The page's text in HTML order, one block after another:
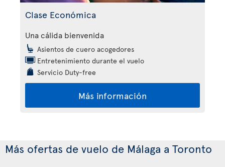
Clase Económica
Una cálida bienvenida
Asientos de cuero acogedores
Entretenimiento durante el vuelo
Servicio Duty-free
Más información
Más ofertas de vuelo de Málaga a Toronto